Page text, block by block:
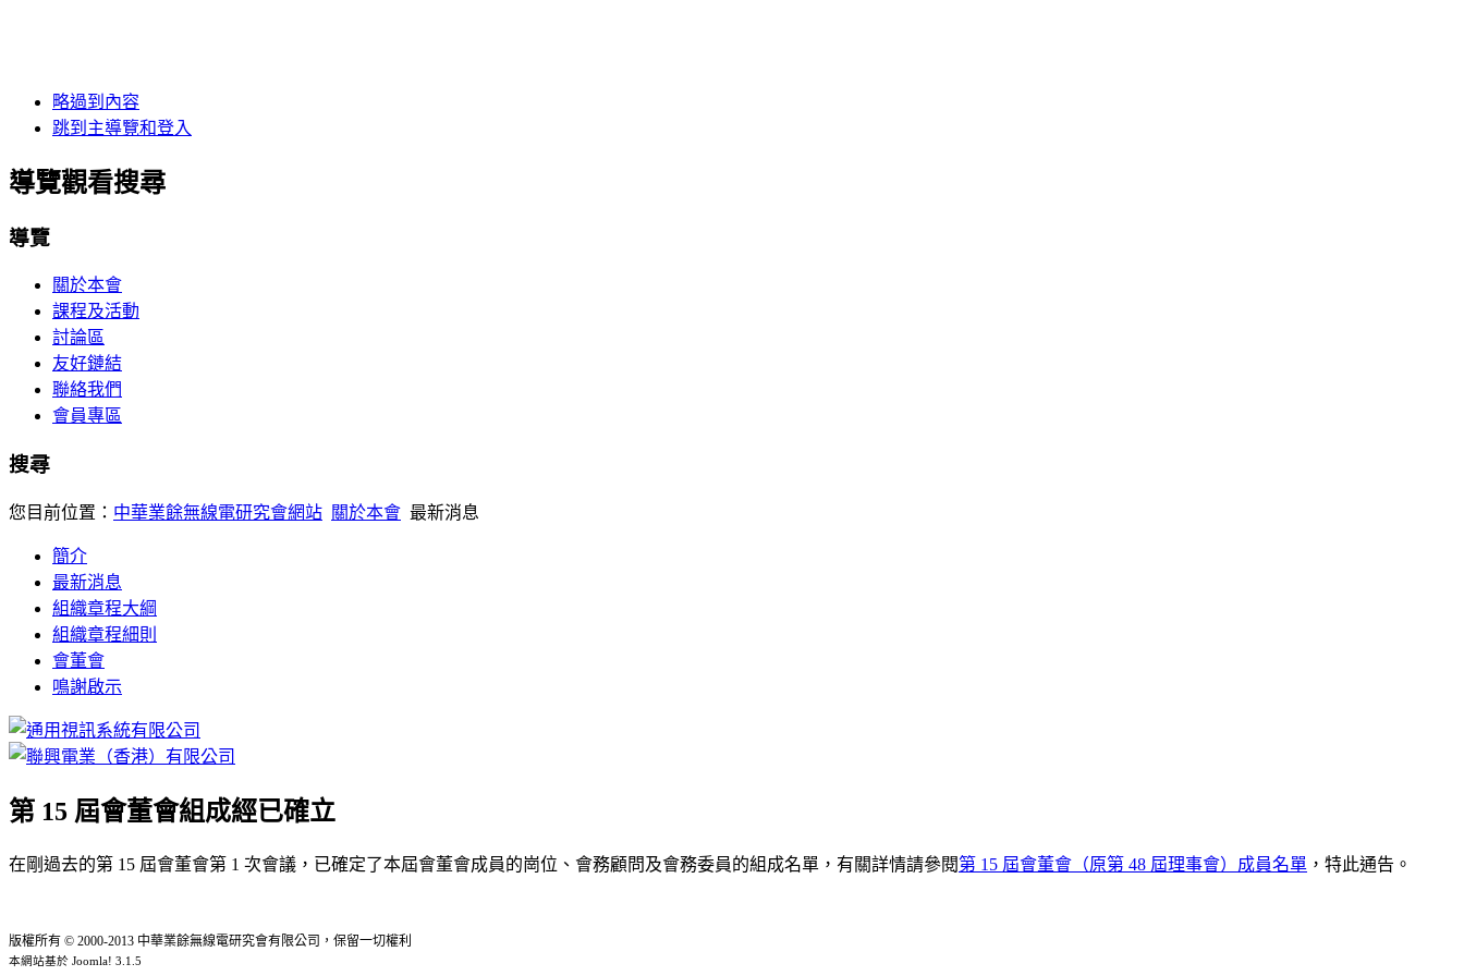
略過到內容
跳到主導覽和登入
導覽觀看搜尋
導覽
關於本會
課程及活動
討論區
友好鏈結
聯絡我們
會員專區
搜尋
您目前位置： 中華業餘無線電研究會網站 關於本會 最新消息
簡介
最新消息
組織章程大綱
組織章程細則
會董會
鳴謝啟示
第 15 屆會董會組成經已確立
在剛過去的第 15 屆會董會第 1 次會議，已確定了本屆會董會成員的崗位、會務顧問及會務委員的組成名單，有關詳情請參閱第 15 屆會董會（原第 48 屆理事會）成員名單 ，特此通告。
版權所有 © 2000-2013 中華業餘無線電研究會有限公司，保留一切權利
本網站基於 Joomla! 3.1.5